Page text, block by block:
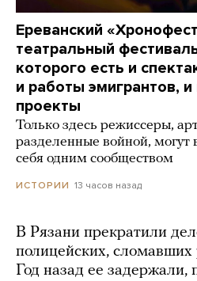
Ереванский
театральный
которого есть и
и работы эмигрантов,
проекты
Только здесь режиссеры,
разделенные войной, могут
себя одним сообществом
ИСТОРИИ 13 часов назад
В Рязани прекратили
полицейских, сломавших
Год назад ее задержали,